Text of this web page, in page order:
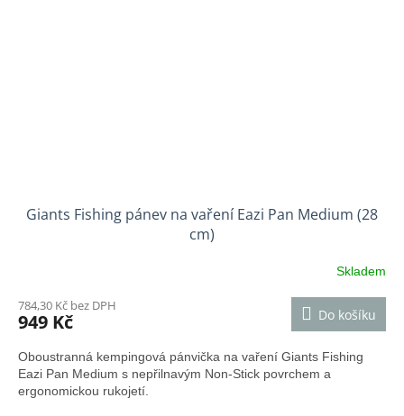
Giants Fishing pánev na vaření Eazi Pan Medium (28
cm)
Skladem
784,30 Kč bez DPH
949 Kč Do košíku
Oboustranná kempingová pánvička na vaření Giants Fishing
Eazi Pan Medium s nepřilnavým Non-Stick povrchem a
ergonomickou rukojetí.